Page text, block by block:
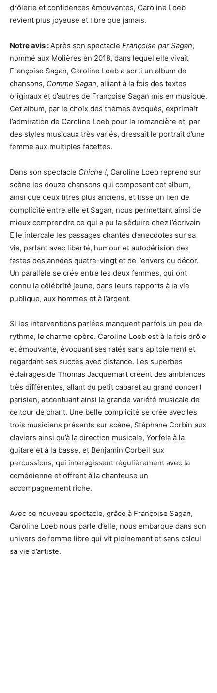
drôlerie et confidences émouvantes, Caroline Loeb
revient plus joyeuse et libre que jamais.
Notre avis :Après son spectacle Françoise par Sagan,
nommé aux Molières en 2018, dans lequel elle vivait
Françoise Sagan, Caroline Loeb a sorti un album de
chansons, Comme Sagan, alliant à la fois des textes
originaux et d’autres de Françoise Sagan mis en musique.
Cet album, par le choix des thèmes évoqués, exprimait
l’admiration de Caroline Loeb pour la romancière et, par
des styles musicaux très variés, dressait le portrait d’une
femme aux multiples facettes.
Dans son spectacle Chiche !, Caroline Loeb reprend sur
scène les douze chansons qui composent cet album,
ainsi que deux titres plus anciens, et tisse un lien de
complicité entre elle et Sagan, nous permettant ainsi de
mieux comprendre ce qui a pu la séduire chez l’écrivain.
Elle intercale les passages chantés d’anecdotes sur sa
vie, parlant avec liberté, humour et autodérision des
fastes des années quatre-vingt et de l’envers du décor.
Un parallèle se crée entre les deux femmes, qui ont
connu la célébrité jeune, dans leurs rapports à la vie
publique, aux hommes et à l’argent.
Si les interventions parlées manquent parfois un peu de
rythme, le charme opère. Caroline Loeb est à la fois drôle
et émouvante, évoquant ses ratés sans apitoiement et
regardant ses succès avec distance. Les superbes
éclairages de Thomas Jacquemart créent des ambiances
très différentes, allant du petit cabaret au grand concert
parisien, accentuant ainsi la grande variété musicale de
ce tour de chant. Une belle complicité se crée avec les
trois musiciens présents sur scène, Stéphane Corbin aux
claviers ainsi qu’à la direction musicale, Yorfela à la
guitare et à la basse, et Benjamin Corbeil aux
percussions, qui interagissent régulièrement avec la
comédienne et offrent à la chanteuse un
accompagnement riche.
Avec ce nouveau spectacle, grâce à Françoise Sagan,
Caroline Loeb nous parle d’elle, nous embarque dans son
univers de femme libre qui vit pleinement et sans calcul
sa vie d’artiste.